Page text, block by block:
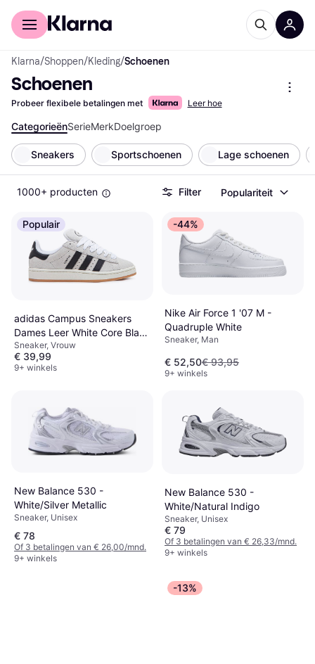
Voor shoppers
Klarna/Shoppen/Kleding/Schoenen
Schoenen
Probeer flexibele betalingen met Leer hoe
CategorieënSerieMerkDoelgroep
Sneakers Sportschoenen Lage schoenen
1000+ producten Filter Populariteit
Populair
adidas Campus Sneakers
Dames Leer White Core Black
Beige
Sneaker, Vrouw
€ 39,99
9+ winkels
-44%
Nike Air Force 1 '07 M -
Quadruple White
Sneaker, Man
€ 52,50€ 93,95
9+ winkels
New Balance 530 -
White/Silver Metallic
Sneaker, Unisex
€ 78
Of 3 betalingen van € 26,00/mnd.
9+ winkels
New Balance 530 -
White/Natural Indigo
Sneaker, Unisex
€ 79
Of 3 betalingen van € 26,33/mnd.
9+ winkels
-13%